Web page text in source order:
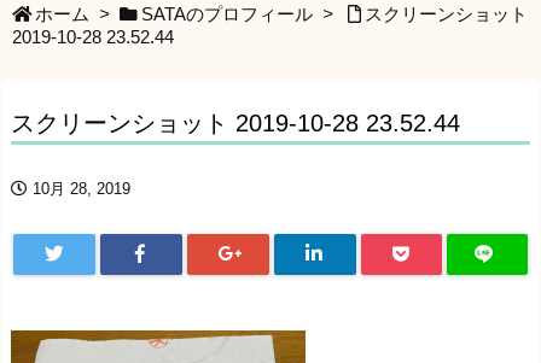
ホーム > SATAのプロフィール >
スクリーンショット
2019-10-28 23.52.44
スクリーンショット 2019-10-28 23.52.44
10月 28, 2019